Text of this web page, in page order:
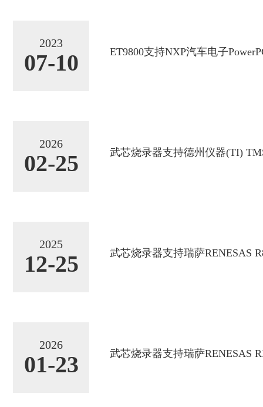
2023
07-10 ET9800支持NXP汽车电子
2026
02-25 武芯烧录器支持德州仪器(TI)
2025
12-25 武芯烧录器支持瑞萨RENESAS
2026
01-23 武芯烧录器支持瑞萨RENESAS